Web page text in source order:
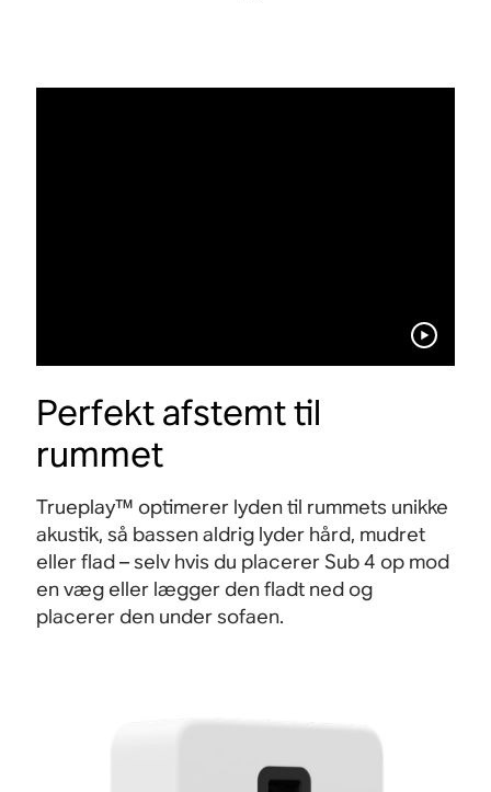
Perfekt afstemt til
rummet
Trueplay™ optimerer lyden til rummets unikke
akustik, så bassen aldrig lyder hård, mudret
eller flad – selv hvis du placerer Sub 4 op mod
en væg eller lægger den fladt ned og
placerer den under sofaen.